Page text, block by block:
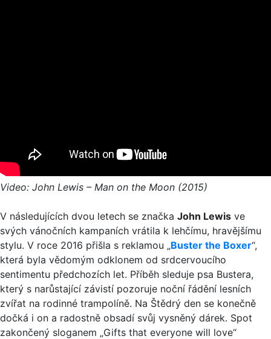
Video: John Lewis – Man on the Moon (2015)
V následujících dvou letech se značka John Lewis ve
svých vánočních kampaních vrátila k lehčímu, hravějšímu
stylu. V roce 2016 přišla s reklamou „Buster the Boxer“,
která byla vědomým odklonem od srdcervoucího
sentimentu předchozích let. Příběh sleduje psa Bustera,
který s narůstající závistí pozoruje noční řádění lesních
zvířat na rodinné trampolíně. Na Štědrý den se konečně
dočká i on a radostně obsadí svůj vysněný dárek. Spot
zakončený sloganem „Gifts that everyone will love“